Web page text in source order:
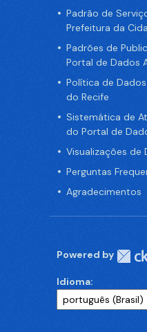
Padrão de
Prefeitura da
Padrões de
Portal de Dados
Política de
do Recife
Sistemática de
do Portal de
Visualizações de
Perguntas
Agradecimentos
Powered by
Idioma